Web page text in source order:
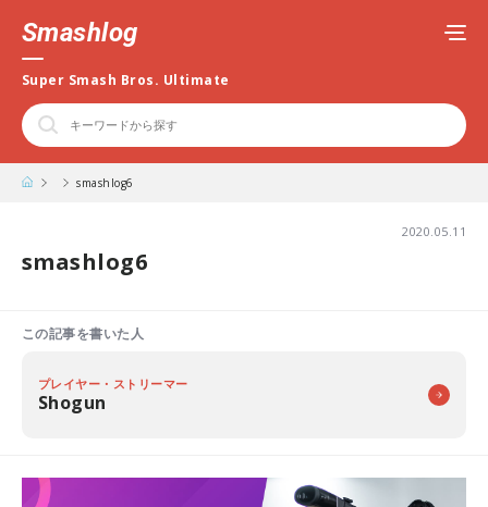
Smashlog
Super Smash Bros. Ultimate
smashlog6
2020.05.11
smashlog6
この記事を書いた人
プレイヤー・ストリーマー
Shogun